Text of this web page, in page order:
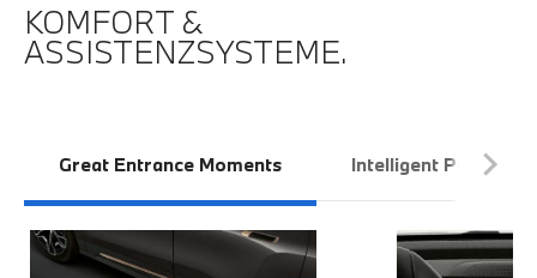
KOMFORT &
ASSISTENZSYSTEME.
Great Entrance Moments Intelligent Personal